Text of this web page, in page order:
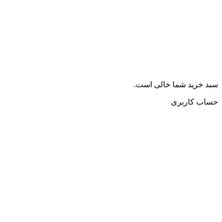
سبد خرید شما خالی است.
حساب کاربری